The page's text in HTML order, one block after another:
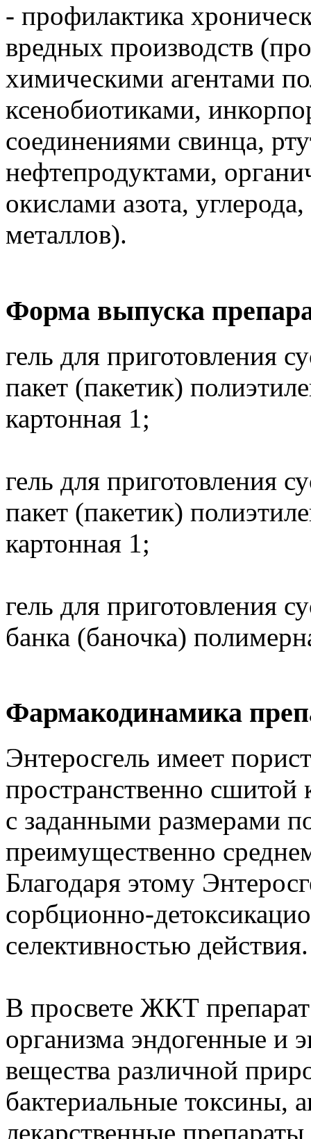
- профилактика
вредных производств
химическими агентами
ксенобиотиками,
соединениями свинца,
нефтепродуктами,
окислами азота,
металлов).
Форма выпуска
гель для приготовления
пакет (пакетик)
картонная 1;
гель для приготовления
пакет (пакетик)
картонная 1;
гель для приготовления
банка (баночка)
Фармакодинамика
Энтеросгель имеет
пространственно
с заданными размерами
преимущественно
Благодаря этому
сорбционно-
селективностью действия.
В просвете ЖКТ
организма эндогенные и
вещества различной
бактериальные токсины,
лекарственные